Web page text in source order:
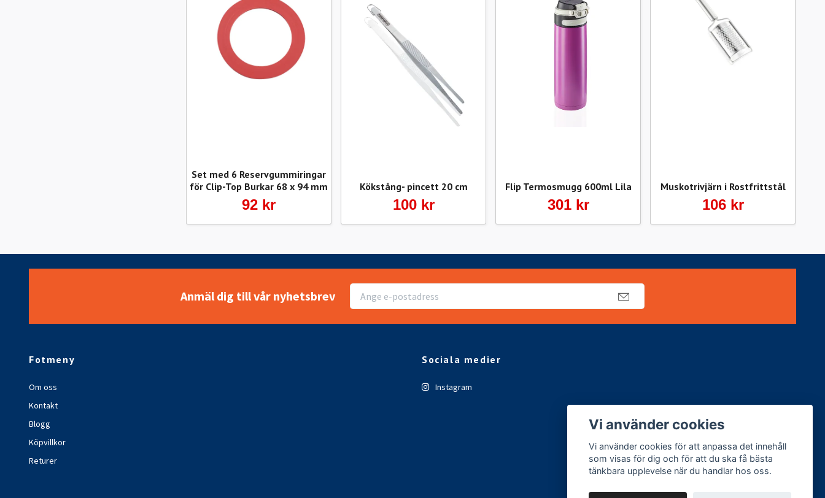
Set med 6 Reservgummiringar
för Clip-Top Burkar 68 x 94 mm
92 kr
Kökstång- pincett 20 cm
100 kr
Flip Termosmugg 600ml Lila
301 kr
Muskotrivjärn i Rostfrittstål
106 kr
Anmäl dig till vår nyhetsbrev
Fotmeny
Om oss
Kontakt
Blogg
Köpvillkor
Returer
Sociala medier
Instagram
Vi använder cookies
Vi använder cookies för att anpassa det innehåll
som visas för dig och för att du ska få bästa
tänkbara upplevelse när du handlar hos oss.